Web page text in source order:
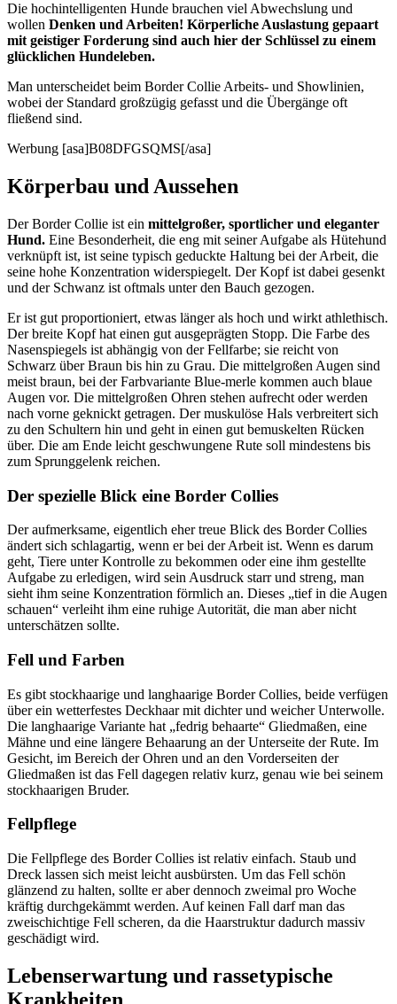
Die hochintelligenten Hunde brauchen viel Abwechslung und
wollen Denken und Arbeiten! Körperliche Auslastung gepaart
mit geistiger Forderung sind auch hier der Schlüssel zu einem
glücklichen Hundeleben.
Man unterscheidet beim Border Collie Arbeits- und Showlinien,
wobei der Standard großzügig gefasst und die Übergänge oft
fließend sind.
Werbung [asa]B08DFGSQMS[/asa]
Körperbau und Aussehen
Der Border Collie ist ein mittelgroßer, sportlicher und eleganter
Hund. Eine Besonderheit, die eng mit seiner Aufgabe als Hütehund
verknüpft ist, ist seine typisch geduckte Haltung bei der Arbeit, die
seine hohe Konzentration widerspiegelt. Der Kopf ist dabei gesenkt
und der Schwanz ist oftmals unter den Bauch gezogen.
Er ist gut proportioniert, etwas länger als hoch und wirkt athlethisch.
Der breite Kopf hat einen gut ausgeprägten Stopp. Die Farbe des
Nasenspiegels ist abhängig von der Fellfarbe; sie reicht von
Schwarz über Braun bis hin zu Grau. Die mittelgroßen Augen sind
meist braun, bei der Farbvariante Blue-merle kommen auch blaue
Augen vor. Die mittelgroßen Ohren stehen aufrecht oder werden
nach vorne geknickt getragen. Der muskulöse Hals verbreitert sich
zu den Schultern hin und geht in einen gut bemuskelten Rücken
über. Die am Ende leicht geschwungene Rute soll mindestens bis
zum Sprunggelenk reichen.
Der spezielle Blick eine Border Collies
Der aufmerksame, eigentlich eher treue Blick des Border Collies
ändert sich schlagartig, wenn er bei der Arbeit ist. Wenn es darum
geht, Tiere unter Kontrolle zu bekommen oder eine ihm gestellte
Aufgabe zu erledigen, wird sein Ausdruck starr und streng, man
sieht ihm seine Konzentration förmlich an. Dieses „tief in die Augen
schauen“ verleiht ihm eine ruhige Autorität, die man aber nicht
unterschätzen sollte.
Fell und Farben
Es gibt stockhaarige und langhaarige Border Collies, beide verfügen
über ein wetterfestes Deckhaar mit dichter und weicher Unterwolle.
Die langhaarige Variante hat „fedrig behaarte“ Gliedmaßen, eine
Mähne und eine längere Behaarung an der Unterseite der Rute. Im
Gesicht, im Bereich der Ohren und an den Vorderseiten der
Gliedmaßen ist das Fell dagegen relativ kurz, genau wie bei seinem
stockhaarigen Bruder.
Fellpflege
Die Fellpflege des Border Collies ist relativ einfach. Staub und
Dreck lassen sich meist leicht ausbürsten. Um das Fell schön
glänzend zu halten, sollte er aber dennoch zweimal pro Woche
kräftig durchgekämmt werden. Auf keinen Fall darf man das
zweischichtige Fell scheren, da die Haarstruktur dadurch massiv
geschädigt wird.
Lebenserwartung und rassetypische